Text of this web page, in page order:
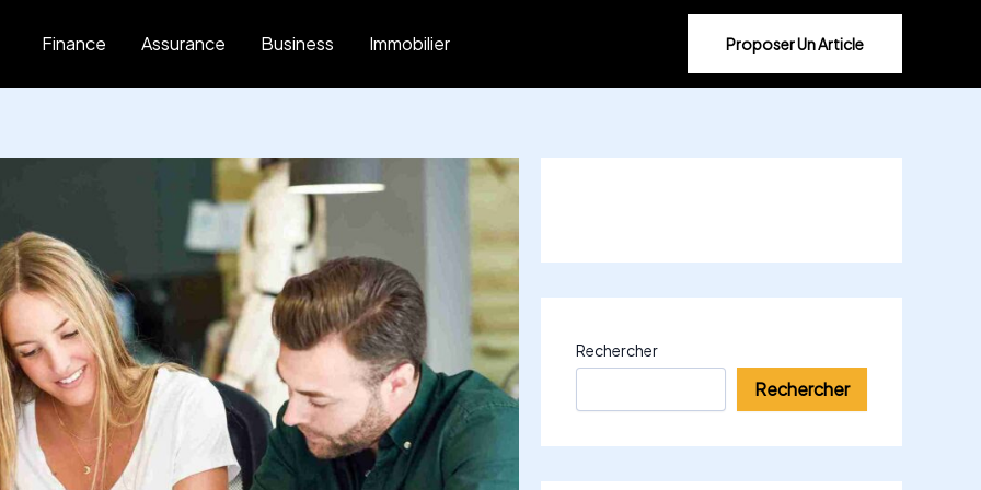
Finance Assurance Business Immobilier Proposer Un Article
Rechercher
Rechercher